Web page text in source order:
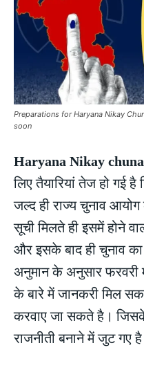
Preparations for Haryana Nikay
soon
Haryana Nikay
लिए तैयारियां तेज हो गई
जल्द ही राज्य चुनाव
सूची मिलते ही इसमें होने
और इसके बाद ही चुनाव का
अनुमान के अनुसार फरवरी
के बारे में जानकरी मिल
करवाए जा सकते है।
राजनीती बनाने में जुट गए